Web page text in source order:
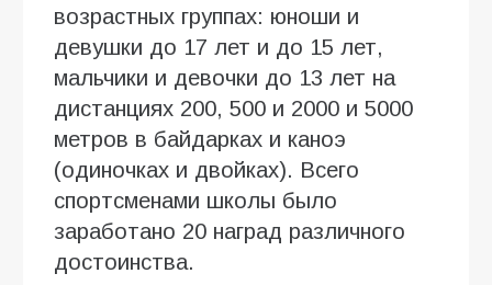
возрастных группах: юноши и
девушки до 17 лет и до 15 лет,
мальчики и девочки до 13 лет на
дистанциях 200, 500 и 2000 и 5000
метров в байдарках и каноэ
(одиночках и двойках). Всего
спортсменами школы было
заработано 20 наград различного
достоинства.